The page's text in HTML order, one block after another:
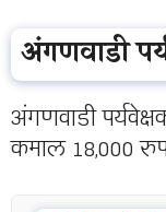
अंगणवाडी
अंगणवाडी
कमाल 18,000